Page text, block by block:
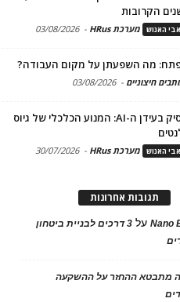
הקרובות
האנוש מערכת HRus -
03/08/2026
מה השפעתן על מקום העבודה?
חיצוניים -
03/08/2026
מיתוג מעסיק בעידן ה-AI: המנוע הכלכלי של גיוס
האנוש מערכת HRus -
30/07/2026
תגובות אחרונות
Nanoעל
3 דרכים לבניית ביטחון
מתבטא ההחזר על ההשקעה